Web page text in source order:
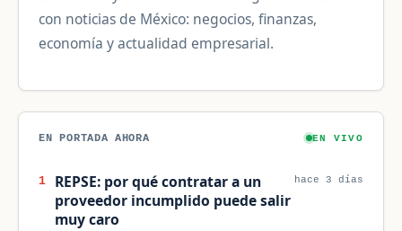
con noticias de México: negocios, finanzas,
economía y actualidad empresarial.
EN PORTADA AHORA EN VIVO
1
REPSE: por qué contratar a un
proveedor incumplido puede salir
muy caro
hace 3 días